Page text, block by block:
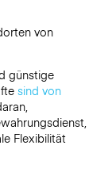
von
günstige
sind von
Flexibilität